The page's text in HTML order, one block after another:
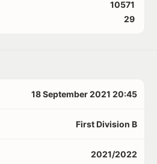
10571
29
18 September 2021 20:45
First Division B
2021/2022